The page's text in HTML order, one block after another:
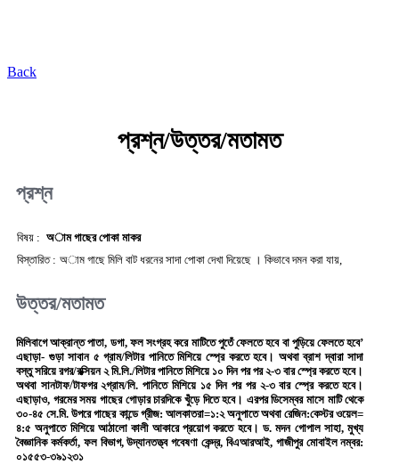
Back
প্রশ্ন/উত্তর/মতামত
প্রশ্ন
বিষয় : অাম গাছের পোকা মাকর
বিস্তারিত : অাম গাছে মিলি বাট ধরনের সাদা পোকা দেখা দিয়েছে । কিভাবে দমন করা যায়,
উত্তর/মতামত
মিলিবাগে আক্রান্ত পাতা, ডগা, ফল সংগ্রহ করে মাটিতে পুতেঁ ফেলতে হবে বা পুড়িয়ে ফেলতে হবে’
এছাড়া- গুড়া সাবান ৫ গ্রাম/লিটার পানিতে মিশিয়ে স্প্রে করতে হবে। অথবা ব্রাশ দ্বারা সাদা
বস্তু সরিয়ে রগর/রক্সিয়ন ২ মি.লি./লিটার পানিতে মিশিয়ে ১০ দিন পর পর ২-৩ বার স্প্রে করতে হবে।
অথবা সানটাফ/টাফগর ২গ্রাম/লি. পানিতে মিশিয়ে ১৫ দিন পর পর ২-৩ বার স্প্রে করতে হবে।
এছাড়াও, গরমের সময় গাছের গোড়ার চারদিকে খুঁড়ে দিতে হবে। এরপর ডিসেম্বর মাসে মাটি থেকে
৩০-৪৫ সে.মি. উপরে গাছের কান্ডে গ্রীজ: আলকাতরা=১:২ অনুপাতে অথবা রেজিন:কেস্টর ওয়েল=
৪:৫ অনুপাতে মিশিয়ে আঠালো কালী আকারে প্রয়োগ করতে হবে। ড. মদন গোপাল সাহা, মুখ্য
বৈজ্ঞানিক কর্মকর্তা, ফল বিভাগ, উদ্যানতত্ত্ব গবেষণা কেন্দ্র, বিএআরআই, গাজীপুর মোবাইল নম্বর:
০১৫৫৩-৩৯১২৩১